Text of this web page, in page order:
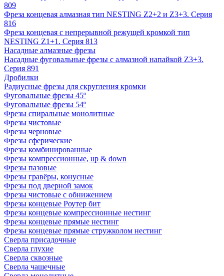
809
Фреза концевая алмазная тип NESTING Z2+2 и Z3+3. Серия
816
Фреза концевая с непрерывной режущей кромкой тип
NESTING Z1+1. Серия 813
Насадные алмазные фрезы
Насадные фуговальные фрезы с алмазной напайкой Z3+3.
Серия 891
Дробилки
Радиусные фрезы для скругления кромки
Фуговальные фрезы 45º
Фуговальные фрезы 54º
Фрезы спиральные монолитные
Фрезы чистовые
Фрезы черновые
Фрезы сферические
Фрезы комбинированные
Фрезы компрессионные, up & down
Фрезы пазовые
Фрезы гравёры, конусные
Фрезы под дверной замок
Фрезы чистовые с обнижением
Фрезы концевые Роутер бит
Фрезы концевые компрессионные нестинг
Фрезы концевые прямые нестинг
Фрезы концевые прямые стружколом нестинг
Сверла присадочные
Сверла глухие
Сверла сквозные
Сверла чашечные